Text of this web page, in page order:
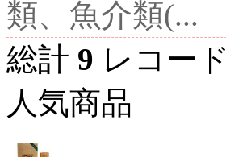
類、魚介類(...
総計 9 レコード
人気商品